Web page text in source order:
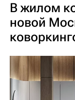
В жилом
новой